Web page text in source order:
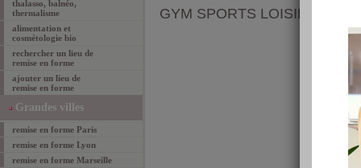
thalasso, balnéo,
thermalisme
alimentation et
cosmétologie bio
rechercher un lieu de
remise en forme
ajouter un lieu de
remise en forme
Grandes villes
remise en forme Paris
remise en forme Lyon
remise en forme Marseille
GYM SPORTS LOISIRS